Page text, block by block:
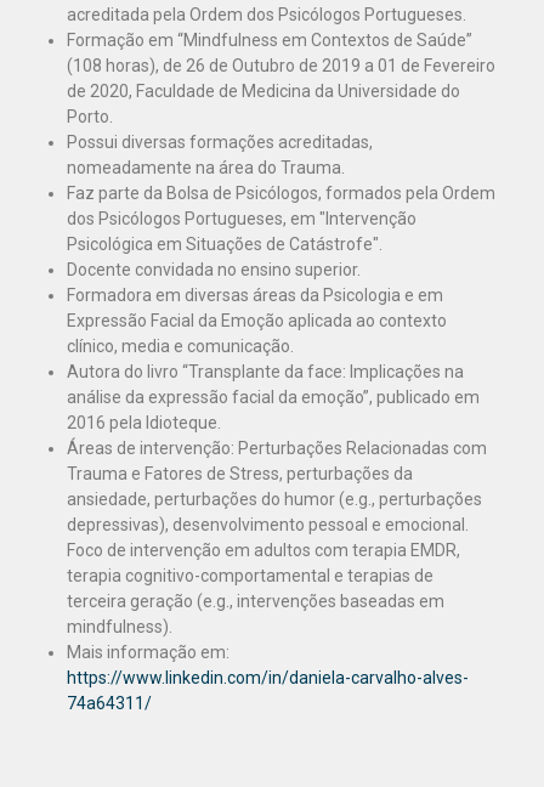
acreditada pela Ordem dos Psicólogos Portugueses.
Formação em “Mindfulness em Contextos de Saúde”
(108 horas), de 26 de Outubro de 2019 a 01 de Fevereiro
de 2020, Faculdade de Medicina da Universidade do
Porto.
Possui diversas formações acreditadas,
nomeadamente na área do Trauma.
Faz parte da Bolsa de Psicólogos, formados pela Ordem
dos Psicólogos Portugueses, em "Intervenção
Psicológica em Situações de Catástrofe".
Docente convidada no ensino superior.
Formadora em diversas áreas da Psicologia e em
Expressão Facial da Emoção aplicada ao contexto
clínico, media e comunicação.
Autora do livro “Transplante da face: Implicações na
análise da expressão facial da emoção”, publicado em
2016 pela Idioteque.
Áreas de intervenção: Perturbações Relacionadas com
Trauma e Fatores de Stress, perturbações da
ansiedade, perturbações do humor (e.g., perturbações
depressivas), desenvolvimento pessoal e emocional.
Foco de intervenção em adultos com terapia EMDR,
terapia cognitivo-comportamental e terapias de
terceira geração (e.g., intervenções baseadas em
mindfulness).
Mais informação em:
https://www.linkedin.com/in/daniela-carvalho-alves-
74a64311/